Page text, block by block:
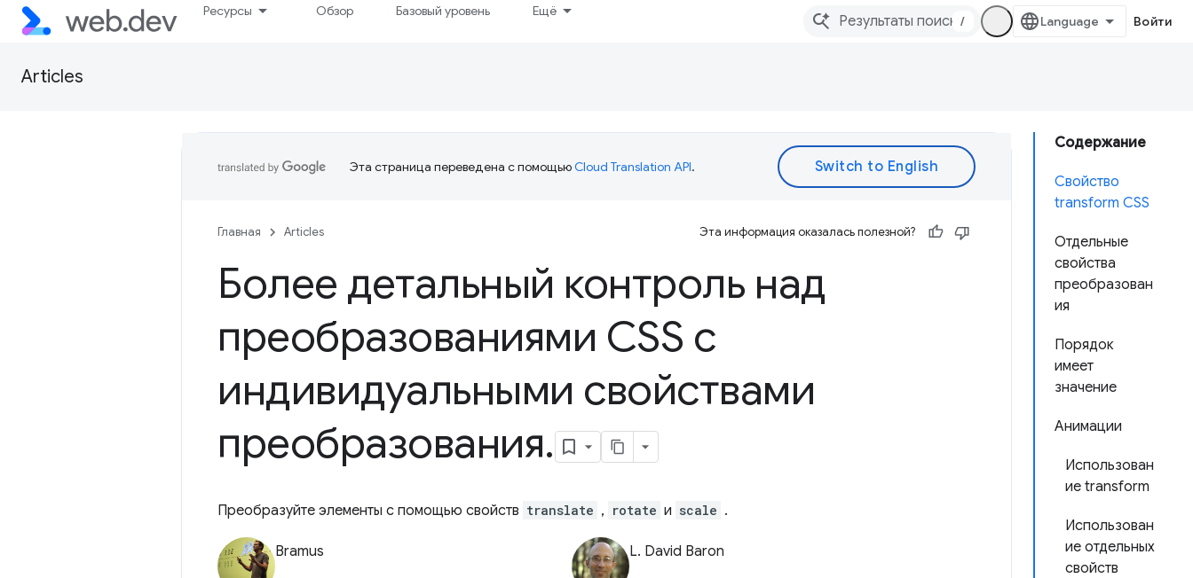
Ресурсы Обзор Базовый уровень Ещё
/ Войти
Articles
Содержание
Свойство
transform CSS
Отдельные
свойства
преобразован
ия
Порядок
имеет
значение
Анимации
Использован
ие transform
Использован
ие отдельных
свойств
Эта страница переведена с помощьюCloud Translation API.
Главная Articles Эта информация оказалась полезной?
Более детальный контроль над
преобразованиями CSS с
индивидуальными свойствами
преобразования.
Преобразуйте элементы с помощью свойств translate , rotate и scale .
Bramus L. David Baron